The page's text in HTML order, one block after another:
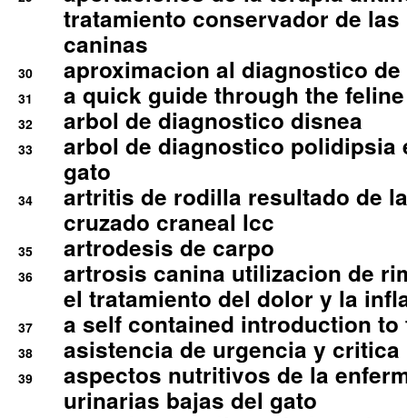
tratamiento conservador de
caninas
30 aproximacion al diagnostico
31 a quick guide through the
32 arbol de diagnostico disnea
33
arbol de diagnostico polidipsia
gato
34
artritis de rodilla resultado de
cruzado craneal lcc
35 artrodesis de carpo
36
artrosis canina utilizacion de
el tratamiento del dolor y la
37 a self contained introduction
38 asistencia de urgencia y
39
aspectos nutritivos de la
urinarias bajas del gato